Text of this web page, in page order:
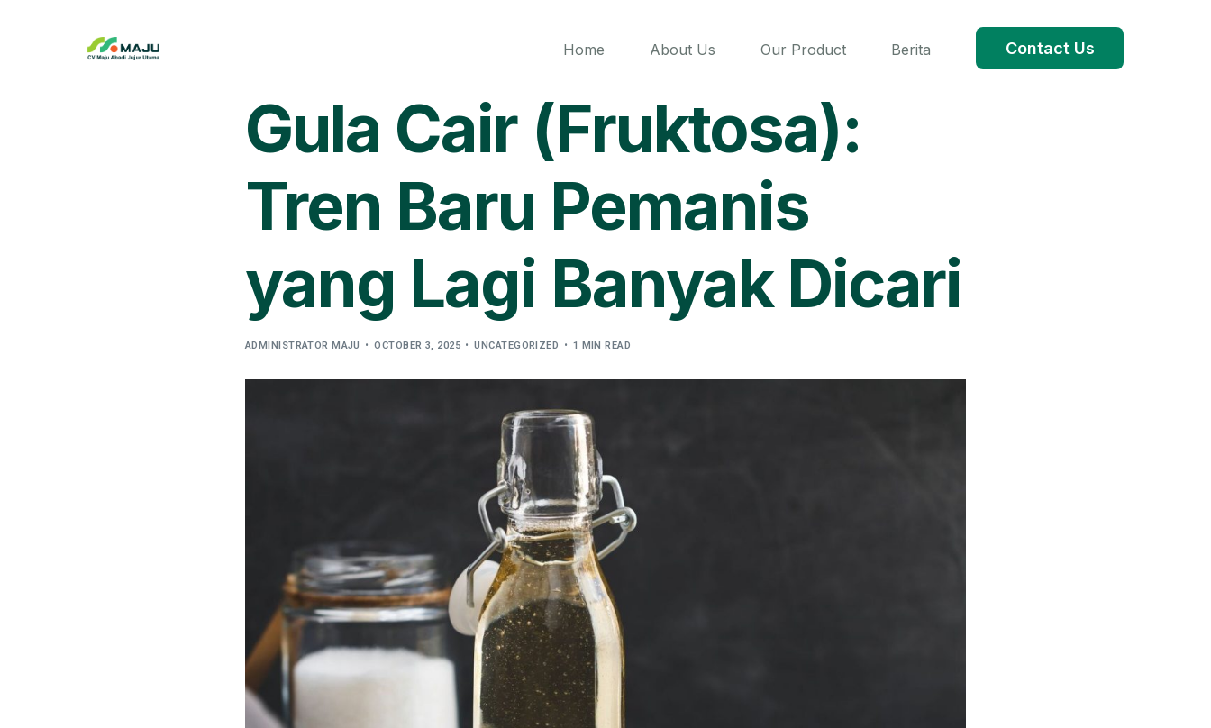
Home About Us Our Product Berita Contact Us
Gula Cair (Fruktosa):
Tren Baru Pemanis
yang Lagi Banyak Dicari
ADMINISTRATOR MAJU OCTOBER 3, 2025 UNCATEGORIZED 1 MIN READ